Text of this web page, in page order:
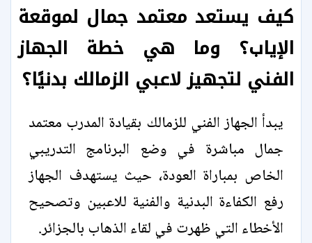
كيف يستعد معتمد جمال لموقعة
الإياب؟ وما هي خطة الجهاز
الفني لتجهيز لاعبي الزمالك بدنيًا؟
يبدأ الجهاز الفني للزمالك بقيادة المدرب معتمد
جمال مباشرة في وضع البرنامج التدريبي
الخاص بمباراة العودة، حيث يستهدف الجهاز
رفع الكفاءة البدنية والفنية للاعبين وتصحيح
الأخطاء التي ظهرت في لقاء الذهاب بالجزائر.